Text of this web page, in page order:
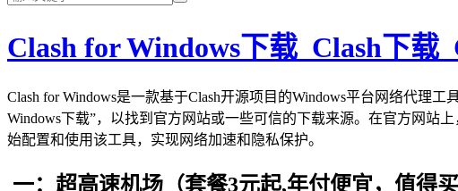
Clash for Windows下载_Clash下载
Clash for Windows是一款基于Clash开源项目的Windows平台网络代理
Windows下载”，以找到官方网站或一些可信的下载来源。在官方网站
始配置和使用该工具，实现网络加速和隐私保护。
一：超高速机场（套餐3元起,年付便宜，值得